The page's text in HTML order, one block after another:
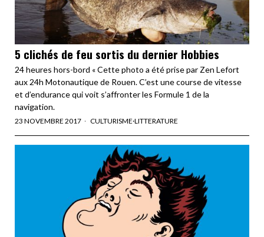
5 clichés de feu sortis du dernier Hobbies
24 heures hors-bord « Cette photo a été prise par Zen Lefort
aux 24h Motonautique de Rouen. C’est une course de vitesse
et d’endurance qui voit s’affronter les Formule 1 de la
navigation.
23 NOVEMBRE 2017 CULTURISME·LITTERATURE